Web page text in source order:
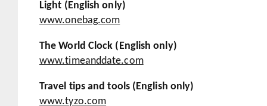
Light (English only)
www.onebag.com
The World Clock (English only)
www.timeanddate.com
Travel tips and tools (English only)
www.tyzo.com